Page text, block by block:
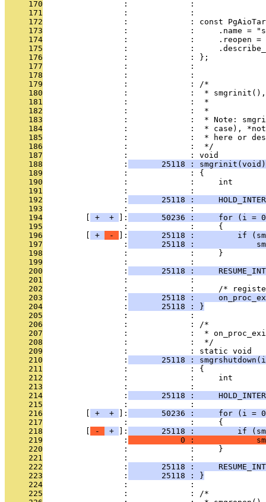
     170
                 :             :
     171
                 :             :
     172
:             : const
     173
:             :     .name =
     174
:             :     .reopen =
     175
:             :
     176
                 :             : };
     177
                 :             :
     178
                 :             :
     179
                 :             : /*
     180
:             :  *
     181
:             :  *
     182
                 :             :  *
     183
:             :  * Note:
     184
:             :  * case),
     185
:             :  * here or
     186
                 :             :  */
     187
                 :             : void
     188
                 :
       25118 : smgrinit(void)
     189
                 :             : {
     190
:             :     int
     191
                 :             :
     192
                 :
25118 :
     193
                 :             :
     194
+ + ]:
50236 :     for (i =
     195
                 :             :     {
     196
+ - ]:
25118 :         if
     197
                 :
25118 :
     198
                 :             :     }
     199
                 :             :
     200
                 :
25118 :
     201
                 :             :
     202
:             :     /*
     203
                 :
25118 :
     204
                 :
       25118 : }
     205
                 :             :
     206
                 :             : /*
     207
:             :  *
     208
                 :             :  */
     209
                 :             : static void
     210
                 :
25118 :
     211
                 :             : {
     212
:             :     int
     213
                 :             :
     214
                 :
25118 :
     215
                 :             :
     216
+ + ]:
50236 :     for (i =
     217
                 :             :     {
     218
- + ]:
25118 :         if
     219
                 :
0 :
     220
                 :             :     }
     221
                 :             :
     222
                 :
25118 :
     223
                 :
       25118 : }
     224
                 :             :
     225
                 :             : /*